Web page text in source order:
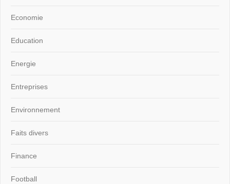
Economie
Education
Energie
Entreprises
Environnement
Faits divers
Finance
Football